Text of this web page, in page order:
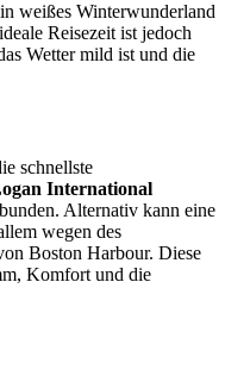
weißes Winterwunderland
Reisezeit ist jedoch
Wetter mild ist und die
schnellste
International
Alternativ kann eine
wegen des
Boston Harbour. Diese
Komfort und die